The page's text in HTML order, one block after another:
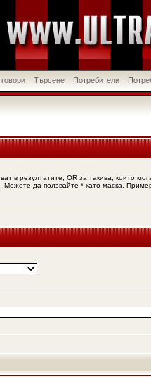
Търсене Потребители
в резултатите, OR за такива, които
Можете да ползвайте * като маска.